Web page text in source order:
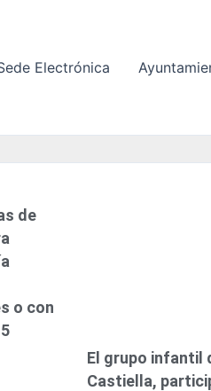
Electrónica
de
o con
El grupo infantil
Castiella,
a